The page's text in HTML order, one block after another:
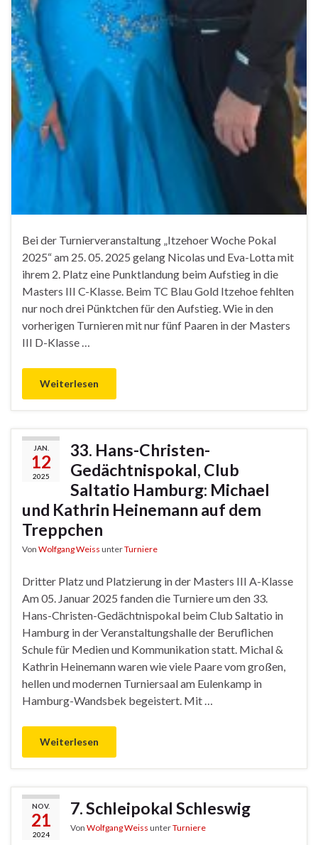
Bei der Turnierveranstaltung „Itzehoer Woche Pokal
2025“ am 25. 05. 2025 gelang Nicolas und Eva-Lotta mit
ihrem 2. Platz eine Punktlandung beim Aufstieg in die
Masters III C-Klasse. Beim TC Blau Gold Itzehoe fehlten
nur noch drei Pünktchen für den Aufstieg. Wie in den
vorherigen Turnieren mit nur fünf Paaren in der Masters
III D-Klasse …
Weiterlesen
JAN.
12
2025
33. Hans-Christen-
Gedächtnispokal, Club
Saltatio Hamburg: Michael
und Kathrin Heinemann auf dem
Treppchen
Von Wolfgang Weiss unterTurniere
Dritter Platz und Platzierung in der Masters III A-Klasse
Am 05. Januar 2025 fanden die Turniere um den 33.
Hans-Christen-Gedächtnispokal beim Club Saltatio in
Hamburg in der Veranstaltungshalle der Beruflichen
Schule für Medien und Kommunikation statt. Michal &
Kathrin Heinemann waren wie viele Paare vom großen,
hellen und modernen Turniersaal am Eulenkamp in
Hamburg-Wandsbek begeistert. Mit …
Weiterlesen
NOV.
21
2024
7. Schleipokal Schleswig
Von Wolfgang Weiss unterTurniere